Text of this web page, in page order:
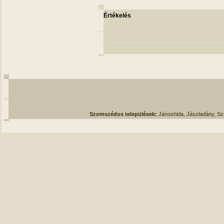
Értékelés
Szomszédos települések: Jánoshida, Jászladány,